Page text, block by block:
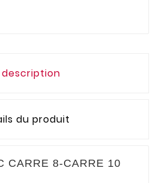
description
du produit
CARRE 8-CARRE 10